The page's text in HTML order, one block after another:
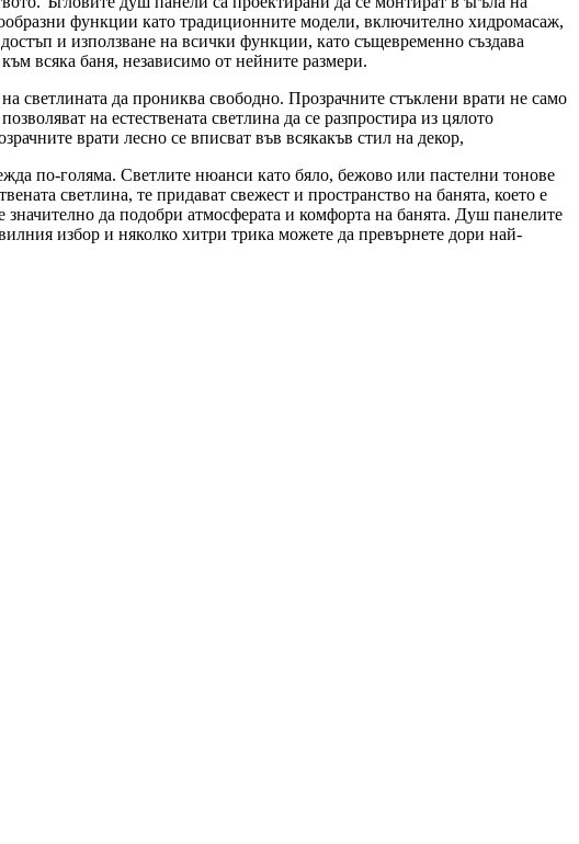
функции като традиционните модели, включително хидромасаж,
и използване на всички функции, като същевременно създава
всяка баня, независимо от нейните размери.
светлината да прониква свободно. Прозрачните стъклени врати не само
на естествената светлина да се разпростира из цялото
врати лесно се вписват във всякакъв стил на декор,
по-голяма. Светлите нюанси като бяло, бежово или пастелни тонове
светлина, тe придават свежест и пространство на банята, което е
да подобри атмосферата и комфорта на банята. Душ панелите
избор и няколко хитри трика можете да превърнете дори най-